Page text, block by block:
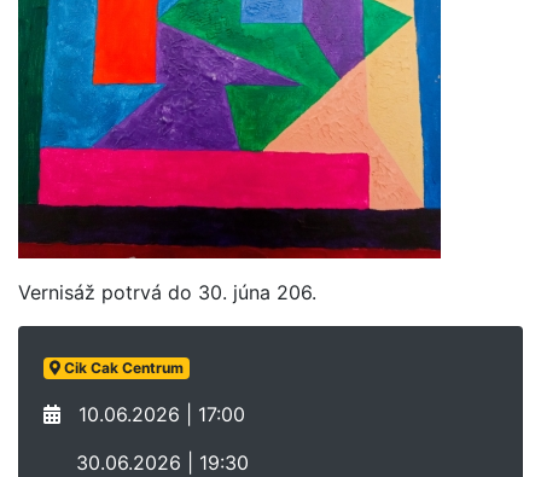
Vernisáž potrvá do 30. júna 206.
Cik Cak Centrum
10.06.2026 | 17:00
30.06.2026 | 19:30